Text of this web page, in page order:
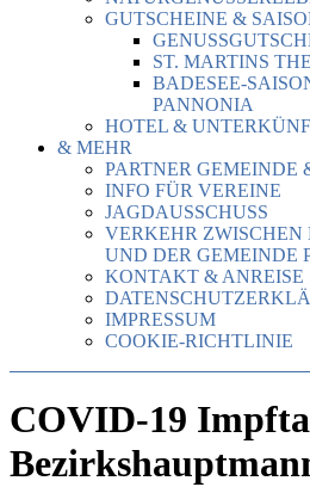
GUTSCHEINE &
ST. MARTINS
BADESEE-
PANNONIA
HOTEL &
& MEHR
PARTNER GEMEINDE
INFO FÜR VEREINE
JAGDAUSSCHUSS
VERKEHR ZWISCHEN
UND DER GEMEINDE
KONTAKT & ANREISE
IMPRESSUM
COOKIE-RICHTLINIE
COVID-19